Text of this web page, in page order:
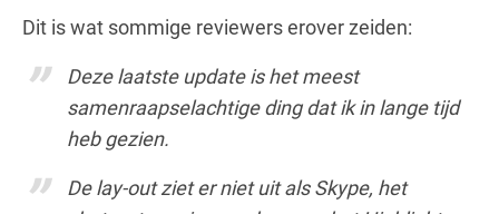
Dit is wat sommige reviewers erover zeiden:
Deze laatste update is het meest
samenraapselachtige ding dat ik in lange tijd
heb gezien.
De lay-out ziet er niet uit als Skype, het